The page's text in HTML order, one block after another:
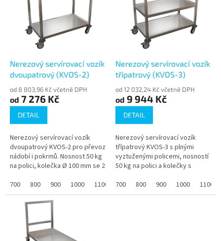
Nerezový servírovací vozík
dvoupatrový (KVOS-2)
od 8 803,96 Kč včetně DPH
od 7 276 Kč
DETAIL
Nerezový servírovací vozík
dvoupatrový KVOS-2 pro převoz
nádobí i pokrmů. Nosnost 50 kg
na polici, kolečka Ø 100 mm se 2
700
800 900 1000 1100 1200
Nerezový servírovací vozík
třípatrový (KVOS-3)
od 12 032,24 Kč včetně DPH
od 9 944 Kč
DETAIL
Nerezový servírovací vozík
třípatrový KVOS-3 s plnými
vyztuženými policemi, nosností
50 kg na polici a kolečky s
míru.
700 800 900 1000 1100